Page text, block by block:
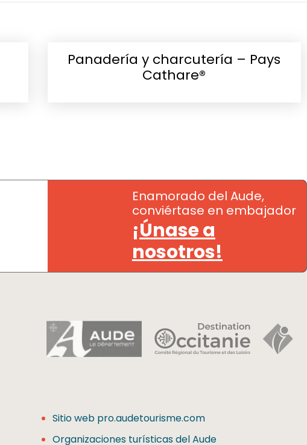
Panadería y charcutería – Pays
Cathare®
Enamorado del Aude,
conviértase en embajador
¡Únase a
nosotros!
Sitio web pro.audetourisme.com
Organizaciones turísticas del Aude